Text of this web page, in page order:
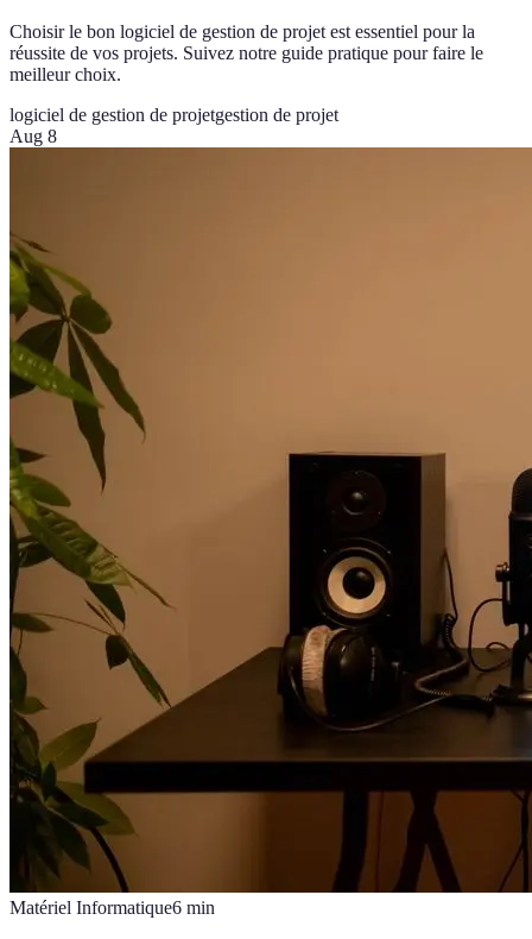
Choisir le bon logiciel de gestion de projet est essentiel pour la
réussite de vos projets. Suivez notre guide pratique pour faire le
meilleur choix.
logiciel de gestion de projetgestion de projet
Aug 8
Matériel Informatique6 min